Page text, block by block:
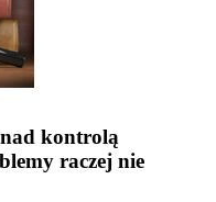
nad kontrolą
raczej nie